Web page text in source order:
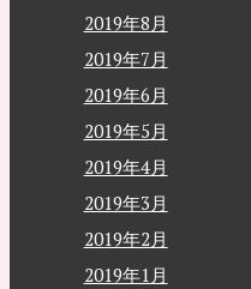
2019年8月
2019年7月
2019年6月
2019年5月
2019年4月
2019年3月
2019年2月
2019年1月